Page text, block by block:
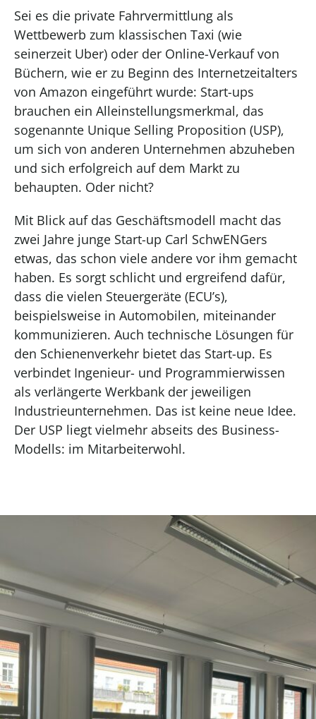
Sei es die private Fahrvermittlung als
Wettbewerb zum klassischen Taxi (wie
seinerzeit Uber) oder der Online-Verkauf von
Büchern, wie er zu Beginn des Internetzeitalters
von Amazon eingeführt wurde: Start-ups
brauchen ein Alleinstellungsmerkmal, das
sogenannte Unique Selling Proposition (USP),
um sich von anderen Unternehmen abzuheben
und sich erfolgreich auf dem Markt zu
behaupten. Oder nicht?
Mit Blick auf das Geschäftsmodell macht das
zwei Jahre junge Start-up Carl SchwENGers
etwas, das schon viele andere vor ihm gemacht
haben. Es sorgt schlicht und ergreifend dafür,
dass die vielen Steuergeräte (ECU’s),
beispielsweise in Automobilen, miteinander
kommunizieren. Auch technische Lösungen für
den Schienenverkehr bietet das Start-up. Es
verbindet Ingenieur- und Programmierwissen
als verlängerte Werkbank der jeweiligen
Industrieunternehmen. Das ist keine neue Idee.
Der USP liegt vielmehr abseits des Business-
Modells: im Mitarbeiterwohl.